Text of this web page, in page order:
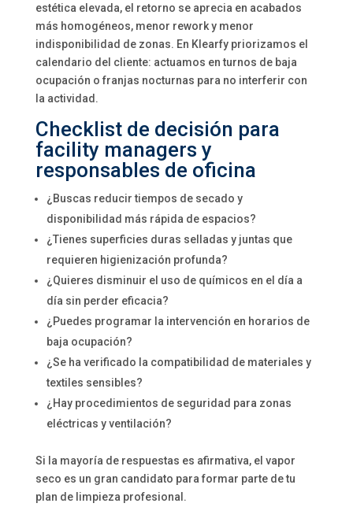
estética elevada, el retorno se aprecia en acabados
más homogéneos, menor rework y menor
indisponibilidad de zonas. En Klearfy priorizamos el
calendario del cliente: actuamos en turnos de baja
ocupación o franjas nocturnas para no interferir con
la actividad.
Checklist de decisión para
facility managers y
responsables de oficina
¿Buscas reducir tiempos de secado y
disponibilidad más rápida de espacios?
¿Tienes superficies duras selladas y juntas que
requieren higienización profunda?
¿Quieres disminuir el uso de químicos en el día a
día sin perder eficacia?
¿Puedes programar la intervención en horarios de
baja ocupación?
¿Se ha verificado la compatibilidad de materiales y
textiles sensibles?
¿Hay procedimientos de seguridad para zonas
eléctricas y ventilación?
Si la mayoría de respuestas es afirmativa, el vapor
seco es un gran candidato para formar parte de tu
plan de limpieza profesional.